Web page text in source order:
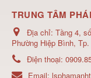
TRUNG TÂM
Địa chỉ: Tầng 4,
Phường Hiệp Bình,
Điện thoại:
Email: